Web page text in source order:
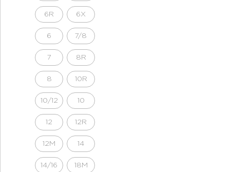
6R 6X
6 7/8
7 8R
8 10R
10/12 10
12 12R
12M 14
14/16 18M